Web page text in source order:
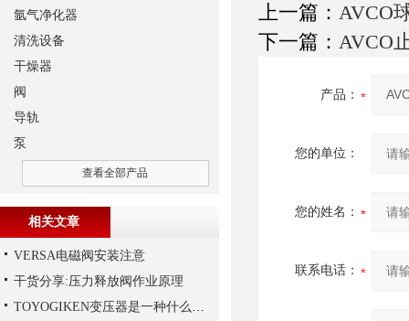
上一篇： AVCO
下一篇： AVCO
产品：
您的单位：
您的姓名：
联系电话：
氩气净化器
清洗设备
干燥器
阀
导轨
泵
查看全部产品
相关文章
VERSA电磁阀安装注意
干货分享:压力释放阀作业原理
TOYOGIKEN变压器是一种什么设备